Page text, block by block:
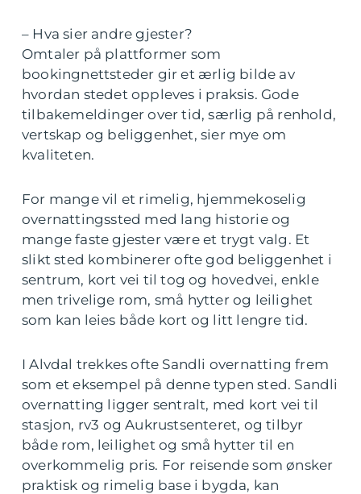
– Hva sier andre gjester?
Omtaler på plattformer som
bookingnettsteder gir et ærlig bilde av
hvordan stedet oppleves i praksis. Gode
tilbakemeldinger over tid, særlig på renhold,
vertskap og beliggenhet, sier mye om
kvaliteten.
For mange vil et rimelig, hjemmekoselig
overnattingssted med lang historie og
mange faste gjester være et trygt valg. Et
slikt sted kombinerer ofte god beliggenhet i
sentrum, kort vei til tog og hovedvei, enkle
men trivelige rom, små hytter og leilighet
som kan leies både kort og litt lengre tid.
I Alvdal trekkes ofte Sandli overnatting frem
som et eksempel på denne typen sted. Sandli
overnatting ligger sentralt, med kort vei til
stasjon, rv3 og Aukrustsenteret, og tilbyr
både rom, leilighet og små hytter til en
overkommelig pris. For reisende som ønsker
praktisk og rimelig base i bygda, kan